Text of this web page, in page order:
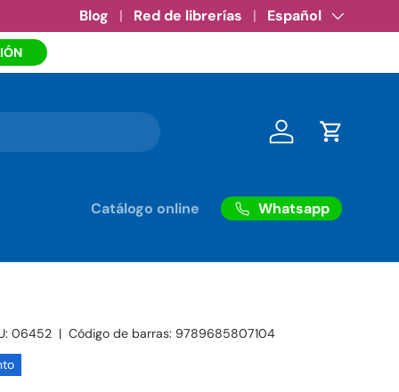
Amazon eBooks •Ver más
Blog Red de librerías Idioma
Español
Iniciar sesión
Carrito
Catálogo online Whatsapp
06452 |Código de barras: 9789685807104